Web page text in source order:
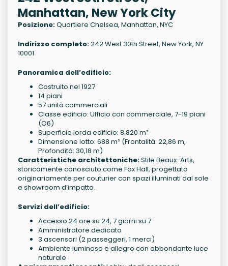
Manhattan, New York City
Posizione:Quartiere Chelsea, Manhattan, NYC
Indirizzo completo:242 West 30th Street, New York, NY
10001
Panoramica dell’edificio:
Costruito nel 1927
14 piani
57 unità commerciali
Classe edificio: Ufficio con commerciale, 7-19 piani
(O6)
Superficie lorda edificio: 8.820 m²
Dimensione lotto: 688 m² (Frontalità: 22,86 m,
Profondità: 30,18 m)
Caratteristiche architettoniche:Stile Beaux-Arts,
storicamente conosciuto come Fox Hall, progettato
originariamente per couturier con spazi illuminati dal sole
e showroom d’impatto.
Servizi dell’edificio:
Accesso 24 ore su 24, 7 giorni su 7
Amministratore dedicato
3 ascensori (2 passeggeri, 1 merci)
Ambiente luminoso e allegro con abbondante luce
naturale